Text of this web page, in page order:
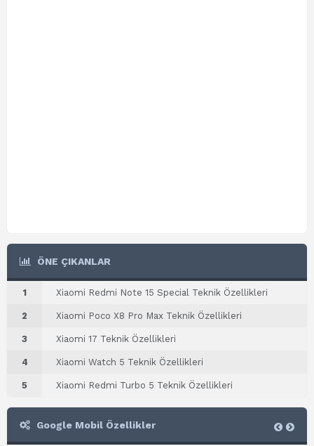
ÖNE ÇIKANLAR
1 Xiaomi Redmi Note 15 Special Teknik Özellikleri
2 Xiaomi Poco X8 Pro Max Teknik Özellikleri
3 Xiaomi 17 Teknik Özellikleri
4 Xiaomi Watch 5 Teknik Özellikleri
5 Xiaomi Redmi Turbo 5 Teknik Özellikleri
Google Mobil Özellikler